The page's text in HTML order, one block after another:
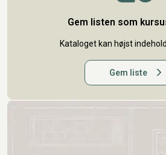
Gem listen som
Kataloget kan højst
Gem liste